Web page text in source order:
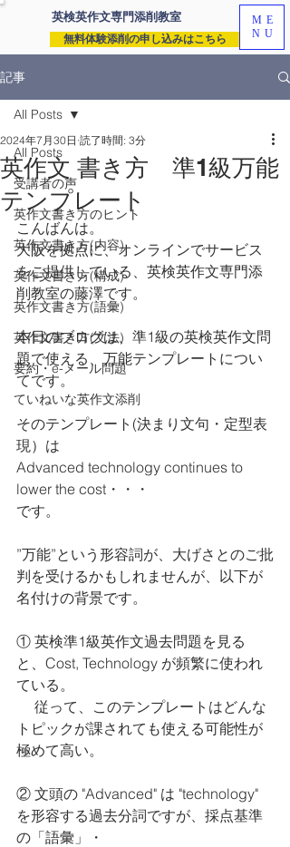
英検英作文専門添削教室
無料体験添削の申し込みはこちら
ME
NU
記事
All Posts
受講者の声
英作文書き方のヒント
英作文書き方(内容)
英作文書き方(構成)
英作文書き方(語彙)
英作文書き方(文法)
要約・e-メール問題
ていねいな英作文添削
All Posts
英作文 書き方 準1級万能
テンプレート
2024年7月30日 読了時間: 3分
こんばんは。
大阪を拠点に、オンラインでサービス
をご提供している、英検英作文専門添
削教室の藤澤です。
本日のブログは、準1級の英検英作文問
題で使える、万能テンプレートについ
てです。
そのテンプレート(決まり文句・定型表
現）は
Advanced technology continues to
lower the cost・・・
です。
”万能”という形容詞が、大げさとのご批
判を受けるかもしれませんが、以下が
名付けの背景です。
① 英検準1級英作文過去問題を見る
と、Cost, Technology が頻繁に使われ
ている。
従って、このテンプレートはどんな
トピックが課されても使える可能性が
極めて高い。
② 文頭の "Advanced" は "technology"
を形容する過去分詞ですが、採点基準
の「語彙」・